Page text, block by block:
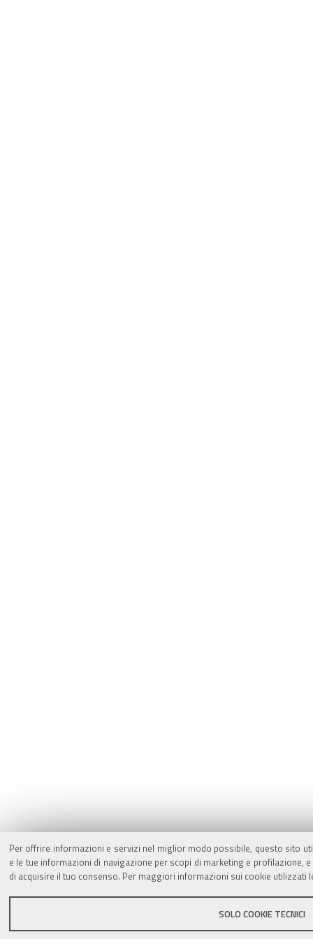
Per offrire informazioni e servizi nel miglior modo possibile, questo sito
e le tue informazioni di navigazione per scopi di marketing e
di acquisire il tuo consenso. Per maggiori informazioni sui cookie utilizzati
SOLO COOKIE TECNICI